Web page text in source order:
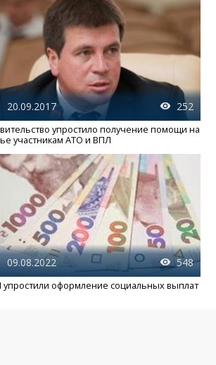
20.09.2017 252
упростило получение помощи на
участникам АТО и ВПЛ
09.08.2022 548
оформление социальных выплат